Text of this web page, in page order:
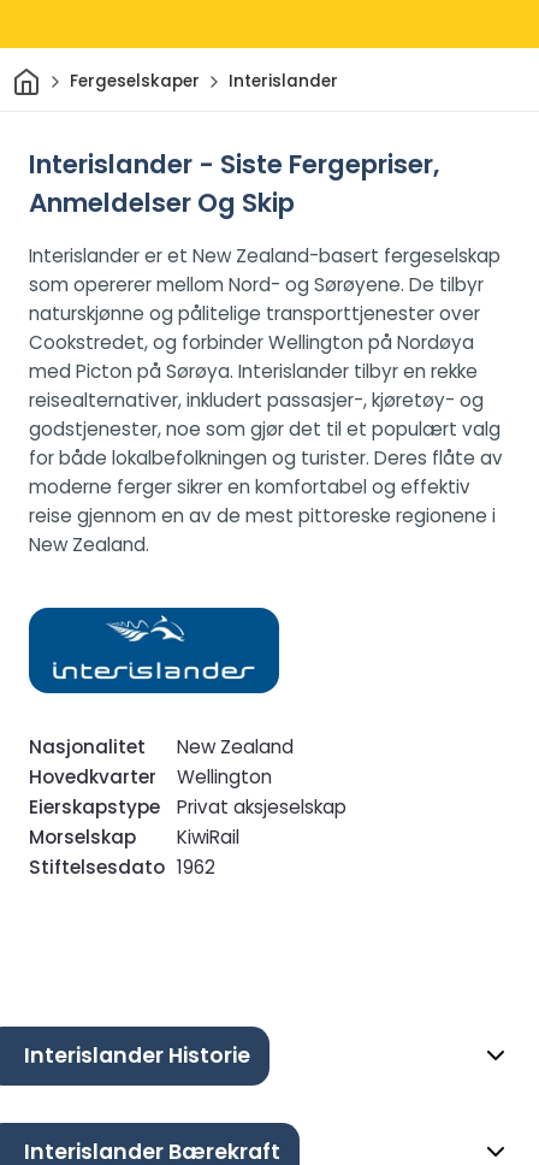
HjemFergeselskaper Interislander
Interislander - Siste Fergepriser,
Anmeldelser Og Skip
Interislander er et New Zealand-basert fergeselskap
som opererer mellom Nord- og Sørøyene. De tilbyr
naturskjønne og pålitelige transporttjenester over
Cookstredet, og forbinder Wellington på Nordøya
med Picton på Sørøya. Interislander tilbyr en rekke
reisealternativer, inkludert passasjer-, kjøretøy- og
godstjenester, noe som gjør det til et populært valg
for både lokalbefolkningen og turister. Deres flåte av
moderne ferger sikrer en komfortabel og effektiv
reise gjennom en av de mest pittoreske regionene i
New Zealand.
Nasjonalitet
New Zealand
Hovedkvarter
Wellington
Eierskapstype
Privat aksjeselskap
Morselskap
KiwiRail
Stiftelsesdato 1962
Interislander Historie
Interislander Bærekraft